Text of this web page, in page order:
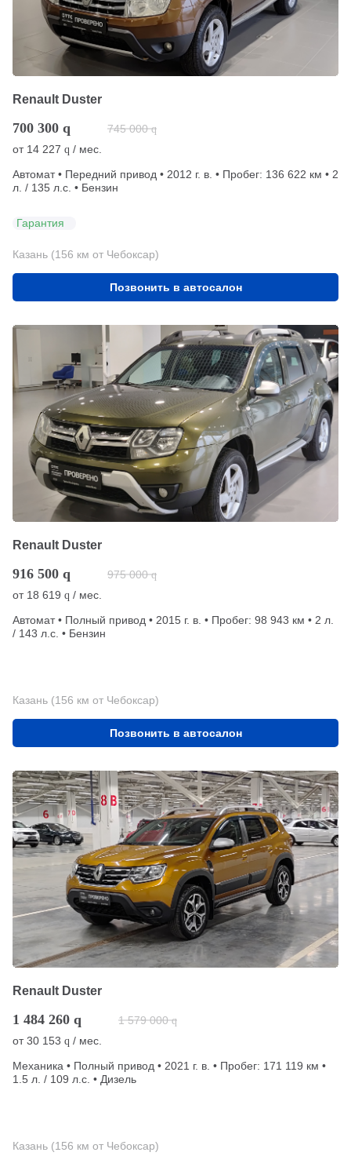
Renault Duster
700 300 q 745 000 q
от 14 227 q / мес.
Автомат • Передний привод • 2012 г. в. • Пробег: 136 622 км • 2
л. / 135 л.с. • Бензин
Гарантия
Казань (156 км от Чебоксар)
Позвонить в автосалон
Renault Duster
916 500 q 975 000 q
от 18 619 q / мес.
Автомат • Полный привод • 2015 г. в. • Пробег: 98 943 км • 2 л.
/ 143 л.с. • Бензин
Казань (156 км от Чебоксар)
Позвонить в автосалон
Renault Duster
1 484 260 q 1 579 000 q
от30 153 q / мес.
Механика • Полный привод • 2021 г. в. • Пробег: 171 119 км •
1.5 л. / 109 л.с. • Дизель
Казань (156 км от Чебоксар)